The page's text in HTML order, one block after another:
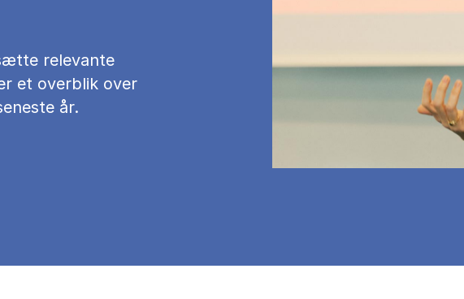
relevante
et overblik over
år.